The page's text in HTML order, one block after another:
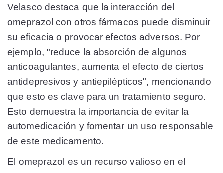
Velasco destaca que la interacción del
omeprazol con otros fármacos puede disminuir
su eficacia o provocar efectos adversos. Por
ejemplo, "reduce la absorción de algunos
anticoagulantes, aumenta el efecto de ciertos
antidepresivos y antiepilépticos", mencionando
que esto es clave para un tratamiento seguro.
Esto demuestra la importancia de evitar la
automedicación y fomentar un uso responsable
de este medicamento.
El omeprazol es un recurso valioso en el